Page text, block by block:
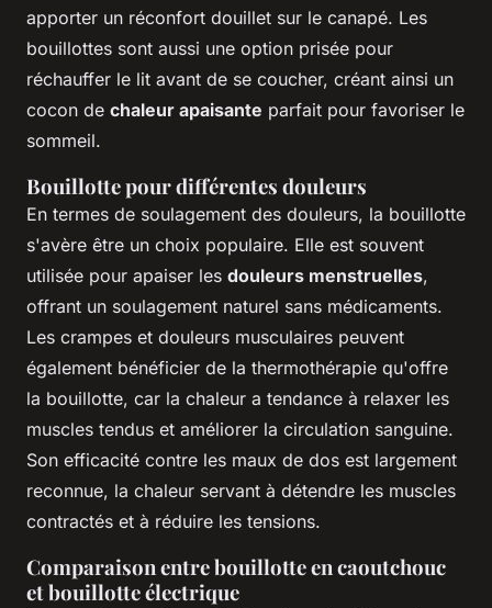
apporter un réconfort douillet sur le canapé. Les
bouillottes sont aussi une option prisée pour
réchauffer le lit avant de se coucher, créant ainsi un
cocon de chaleur apaisante parfait pour favoriser le
sommeil.
Bouillotte pour différentes douleurs
En termes de soulagement des douleurs, la bouillotte
s'avère être un choix populaire. Elle est souvent
utilisée pour apaiser les douleurs menstruelles,
offrant un soulagement naturel sans médicaments.
Les crampes et douleurs musculaires peuvent
également bénéficier de la thermothérapie qu'offre
la bouillotte, car la chaleur a tendance à relaxer les
muscles tendus et améliorer la circulation sanguine.
Son efficacité contre les maux de dos est largement
reconnue, la chaleur servant à détendre les muscles
contractés et à réduire les tensions.
Comparaison entre bouillotte en caoutchouc
et bouillotte électrique